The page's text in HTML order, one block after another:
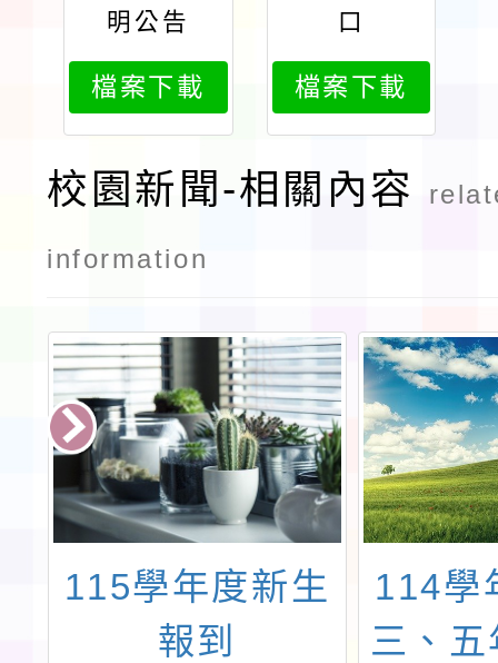
明公告
檔案下載
口
檔案下載
校園新聞-相關內容
information
115學年度新生
報到
114學
三、